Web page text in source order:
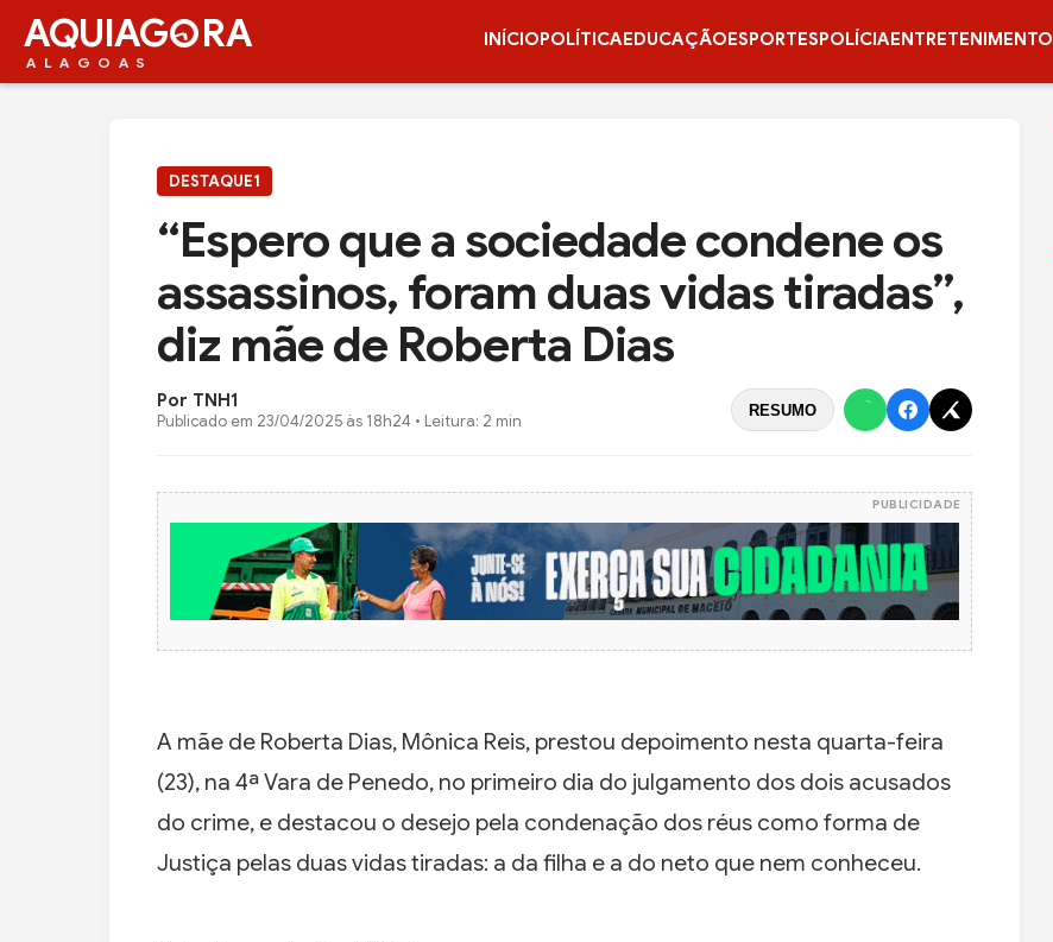
AQUIAG RA
ALAGOAS
INÍCIOPOLÍTICAEDUCAÇÃOESPORTESPOLÍCIAENTRETENIMENTO
DESTAQUE1
“Espero que a sociedade condene os
assassinos, foram duas vidas tiradas”,
diz mãe de Roberta Dias
Por TNH1
Publicado em 23/04/2025 às 18h24 • Leitura: 2 min
RESUMO
PUBLICIDADE
A mãe de Roberta Dias, Mônica Reis, prestou depoimento nesta quarta-feira
(23), na 4ª Vara de Penedo, no primeiro dia do julgamento dos dois acusados
do crime, e destacou o desejo pela condenação dos réus como forma de
Justiça pelas duas vidas tiradas: a da filha e a do neto que nem conheceu.